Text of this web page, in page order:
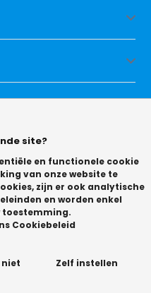
Ruime keuze9.2- Trusted
site?
en functionele cookie
van onze website te
zijn er ook analytische
en worden enkel
toestemming.
Cookiebeleid
niet Zelf instellen